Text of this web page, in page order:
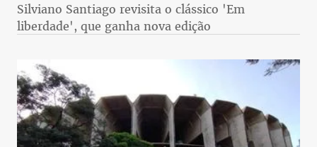
Silviano Santiago revisita o clássico 'Em
liberdade', que ganha nova edição